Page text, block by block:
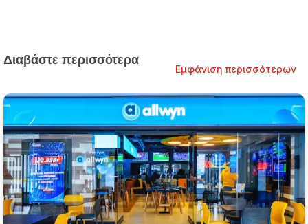
Διαβάστε περισσότερα
Εμφάνιση περισσότερων